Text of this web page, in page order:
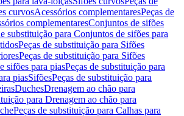
curvosAcessórios complementaresPeças de
complementaresConjuntos de sifões
substituição para Conjuntos de sifões para
Peças de substituição para Sifões
Peças de substituição para Sifões
sifões para piasPeças de substituição para
piasSifõesPeças de substituição para
DuchesDrenagem ao chão para
para Drenagem ao chão para
Peças de substituição para Calhas para